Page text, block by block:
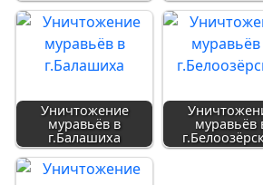
Уничтожение
муравьёв в
г.Балашиха
муравьёв